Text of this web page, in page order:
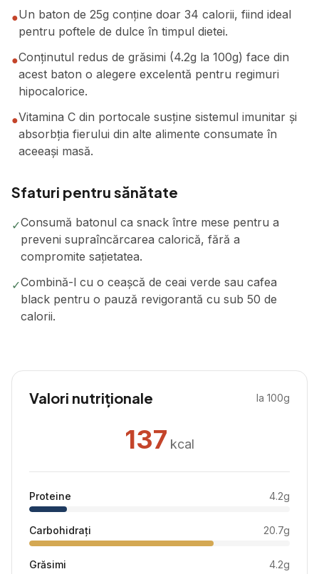
●Un baton de 25g conține doar 34 calorii, fiind ideal
pentru poftele de dulce în timpul dietei.
●Conținutul redus de grăsimi (4.2g la 100g) face din
acest baton o alegere excelentă pentru regimuri
hipocalorice.
●Vitamina C din portocale susține sistemul imunitar și
absorbția fierului din alte alimente consumate în
aceeași masă.
Sfaturi pentru sănătate
✓Consumă batonul ca snack între mese pentru a
preveni supraîncărcarea calorică, fără a
compromite sațietatea.
✓Combină-l cu o ceașcă de ceai verde sau cafea
black pentru o pauză revigorantă cu sub 50 de
calorii.
Valori nutriționale la 100g
137 kcal
Proteine 4.2g
Carbohidrați 20.7g
Grăsimi 4.2g